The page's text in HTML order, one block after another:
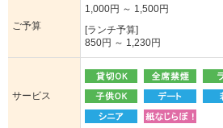
ご予算
1,000円 ～ 1,500円
[ランチ予算]
850円 ～ 1,230円
サービス